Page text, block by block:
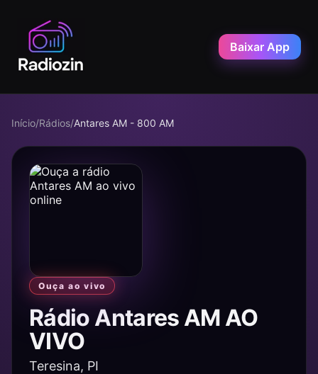
Baixar App
Início/Rádios/Antares AM - 800 AM
Ouça ao vivo
Rádio Antares AM AO
VIVO
Teresina, PI